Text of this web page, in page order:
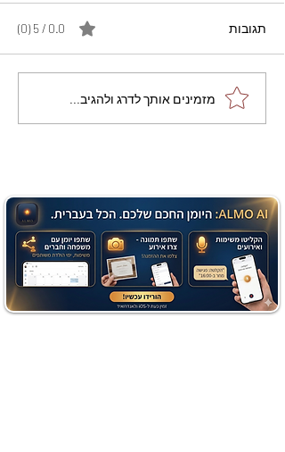
מתכון מנצח עוגת מייפל
שוקולד בחושה וקלה - זיוה
תגובות 0.0 / 5 ‏(0)
מזמינים אותך לדרג ולהגיב...